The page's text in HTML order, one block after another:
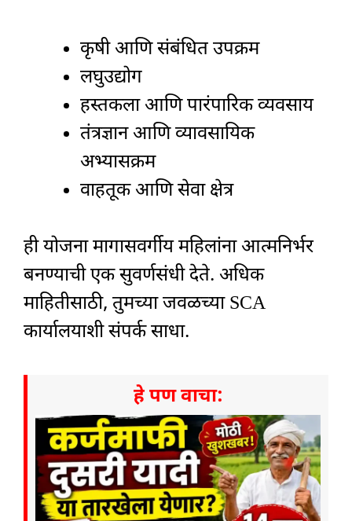
कृषी आणि संबंधित उपक्रम
लघुउद्योग
हस्तकला आणि पारंपारिक व्यवसाय
तंत्रज्ञान आणि व्यावसायिक
अभ्यासक्रम
वाहतूक आणि सेवा क्षेत्र
ही योजना मागासवर्गीय महिलांना आत्मनिर्भर
बनण्याची एक सुवर्णसंधी देते. अधिक
माहितीसाठी, तुमच्या जवळच्या SCA
कार्यालयाशी संपर्क साधा.
हे पण वाचा: